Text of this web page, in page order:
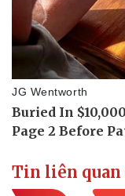
Lịch thi đấu bóng đá
eSports
Hậu trường
Tin liên quan